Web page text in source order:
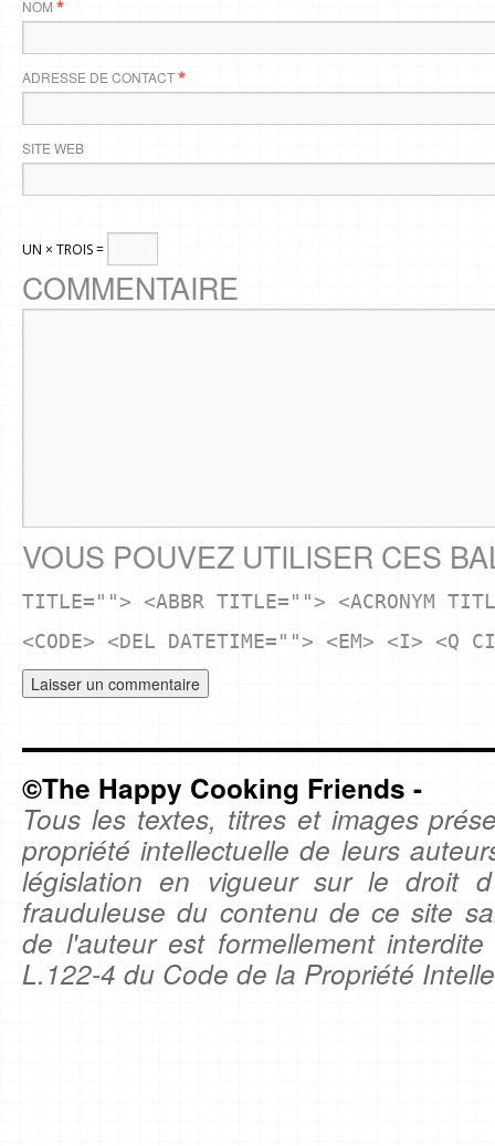
NOM *
ADRESSE DE CONTACT*
SITE WEB
UN × TROIS =
COMMENTAIRE
VOUS POUVEZ UTILISER CES
TITLE=""> <ABBR TITLE=""> <ACRONYM
<CODE> <DEL DATETIME=""> <EM> <I> <Q
©The Happy Cooking Friends -
Tous les textes, titres et images
propriété intellectuelle de leurs
législation en vigueur sur le droit
frauduleuse du contenu de ce site
de l'auteur est formellement
L.122-4 du Code de la Propriété